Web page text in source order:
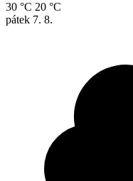
30 °C 20 °C
pátek 7. 8.